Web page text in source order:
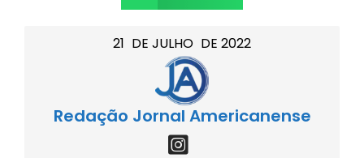
21 DE JULHO DE 2022
Redação Jornal Americanense